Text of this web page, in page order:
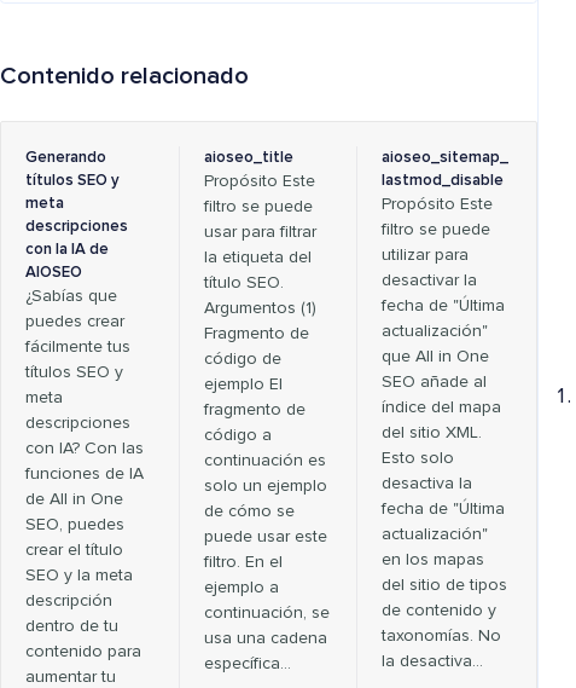
Contenido relacionado
Generando
títulos SEO y
meta
descripciones
con la IA de
AIOSEO
¿Sabías que
puedes crear
fácilmente tus
títulos SEO y
meta
descripciones
con IA? Con las
funciones de IA
de All in One
SEO, puedes
crear el título
SEO y la meta
descripción
dentro de tu
contenido para
aumentar tu
aioseo_title
Propósito Este
filtro se puede
usar para filtrar
la etiqueta del
título SEO.
Argumentos (1)
Fragmento de
código de
ejemplo El
fragmento de
código a
continuación es
solo un ejemplo
de cómo se
puede usar este
filtro. En el
ejemplo a
continuación, se
usa una cadena
específica…
aioseo_sitemap_
lastmod_disable
Propósito Este
filtro se puede
utilizar para
desactivar la
fecha de "Última
actualización"
que All in One
SEO añade al
índice del mapa
del sitio XML.
Esto solo
desactiva la
fecha de "Última
actualización"
en los mapas
del sitio de tipos
de contenido y
taxonomías. No
la desactiva…